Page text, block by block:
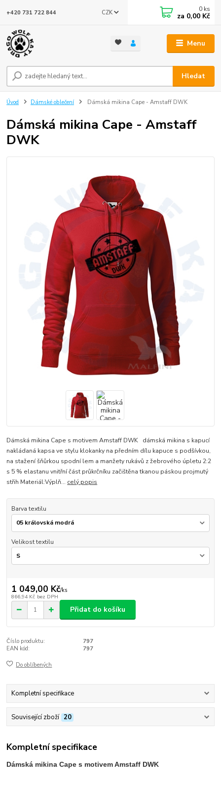
Menu
CZK
Hledat
+420 731 722 844 0 ks
za 0,00 Kč
Úvod Dámské oblečení Dámská mikina Cape - Amstaff DWK
Dámská mikina Cape - Amstaff
DWK
Dámská mikina Cape s motivem Amstaff DWK dámská mikina s kapucí
nakládaná kapsa ve stylu klokanky na předním dílu kapuce s podšívkou,
na stažení šňůrkou spodní lem a manžety rukávů z žebrového úpletu 2:2
s 5 % elastanu vnitřní část průkrčníku začištěna tkanou páskou projmutý
střih Materiál:Výplň... celý popis
Barva textilu
Velikost textilu
1 049,00 Kč/ks
866,94 Kč bez DPH
Přidat do košíku
Číslo produktu:
797
EAN kód:
797
Do oblíbených
Kompletní specifikace
Související zboží 20
Kompletní specifikace
Dámská mikina Cape s motivem Amstaff DWK